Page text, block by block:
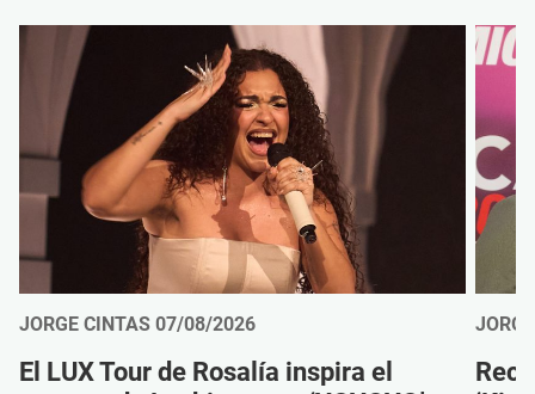
JORGE CINTAS 07/08/2026
El LUX Tour de Rosalía inspira el